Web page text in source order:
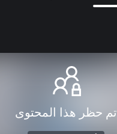
تم حظر هذا المحتوى